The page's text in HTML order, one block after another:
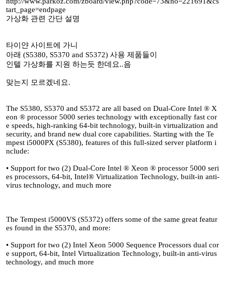
tart_page=endpage
가상화 관련 간단 설명
타이얀 사이트에 가니
아래 (S5380, S5370 and S5372) 사용 제품들이
인텔 가상화를 지원 하는듯 한데요..음
맞는지 모르겠네요.
The S5380, S5370 and S5372 are all based on Dual-Core Intel ® X
eon ® processor 5000 series technology with exceptionally fast cor
e speeds, high-ranking 64-bit technology, built-in virtualization and
security, and brand new dual core capabilities. Starting with the Te
mpest i5000PX (S5380), features of this full-sized server platform i
nclude:
• Support for two (2) Dual-Core Intel ® Xeon ® processor 5000 seri
es processors, 64-bit, Intel® Virtualization Technology, built-in anti-
virus technology, and much more
The Tempest i5000VS (S5372) offers some of the same great featur
es found in the S5370, and more:
• Support for two (2) Intel Xeon 5000 Sequence Processors dual cor
e support, 64-bit, Intel Virtualization Technology, built-in anti-virus
technology, and much more